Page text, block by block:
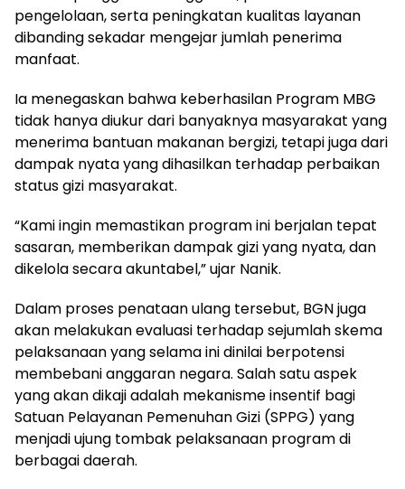
pengelolaan, serta peningkatan kualitas layanan
dibanding sekadar mengejar jumlah penerima
manfaat.
Ia menegaskan bahwa keberhasilan Program MBG
tidak hanya diukur dari banyaknya masyarakat yang
menerima bantuan makanan bergizi, tetapi juga dari
dampak nyata yang dihasilkan terhadap perbaikan
status gizi masyarakat.
“Kami ingin memastikan program ini berjalan tepat
sasaran, memberikan dampak gizi yang nyata, dan
dikelola secara akuntabel,” ujar Nanik.
Dalam proses penataan ulang tersebut, BGN juga
akan melakukan evaluasi terhadap sejumlah skema
pelaksanaan yang selama ini dinilai berpotensi
membebani anggaran negara. Salah satu aspek
yang akan dikaji adalah mekanisme insentif bagi
Satuan Pelayanan Pemenuhan Gizi (SPPG) yang
menjadi ujung tombak pelaksanaan program di
berbagai daerah.